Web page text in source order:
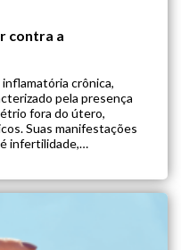
contra a
crônica,
pela presença
fora do útero,
Suas manifestações
infertilidade,
ainda é […]